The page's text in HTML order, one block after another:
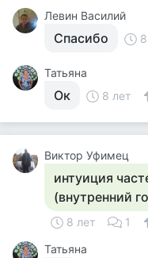
Левин Василий
Спасибо
Татьяна
Ок 8 лет
Виктор Уфимец
интуиция
(внутренний
8 лет 1
Татьяна